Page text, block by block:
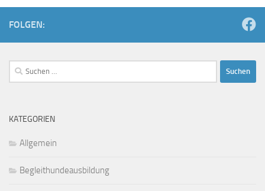
FOLGEN:
Suchen
nach:
KATEGORIEN
Allgemein
Begleithundeausbildung